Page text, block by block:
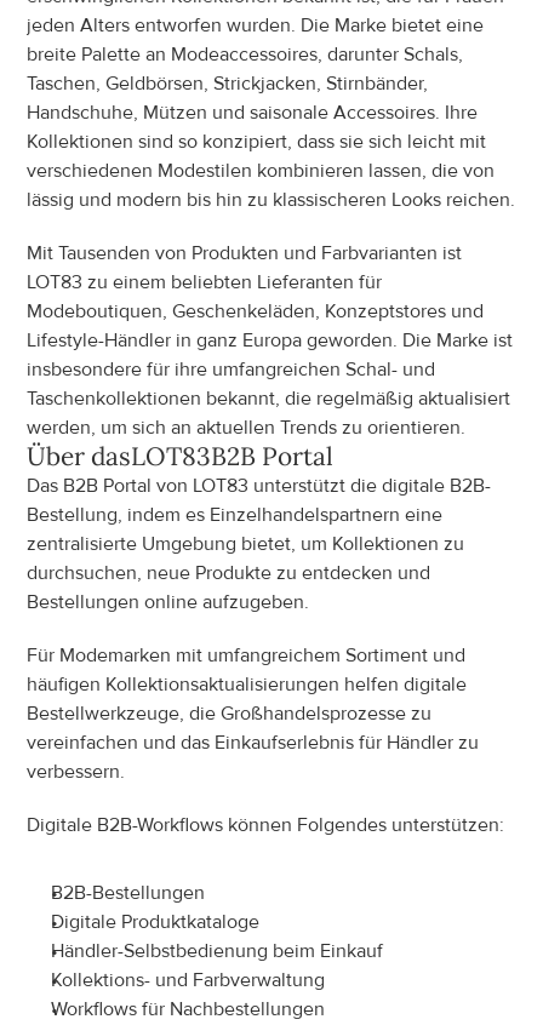
jeden Alters entworfen wurden. Die Marke bietet eine
breite Palette an Modeaccessoires, darunter Schals,
Taschen, Geldbörsen, Strickjacken, Stirnbänder,
Handschuhe, Mützen und saisonale Accessoires. Ihre
Kollektionen sind so konzipiert, dass sie sich leicht mit
verschiedenen Modestilen kombinieren lassen, die von
lässig und modern bis hin zu klassischeren Looks reichen.
Mit Tausenden von Produkten und Farbvarianten ist
LOT83 zu einem beliebten Lieferanten für
Modeboutiquen, Geschenkeläden, Konzeptstores und
Lifestyle-Händler in ganz Europa geworden. Die Marke ist
insbesondere für ihre umfangreichen Schal- und
Taschenkollektionen bekannt, die regelmäßig aktualisiert
werden, um sich an aktuellen Trends zu orientieren.
Über dasLOT83B2B Portal
Das B2B Portal von LOT83 unterstützt die digitale B2B-
Bestellung, indem es Einzelhandelspartnern eine
zentralisierte Umgebung bietet, um Kollektionen zu
durchsuchen, neue Produkte zu entdecken und
Bestellungen online aufzugeben.
Für Modemarken mit umfangreichem Sortiment und
häufigen Kollektionsaktualisierungen helfen digitale
Bestellwerkzeuge, die Großhandelsprozesse zu
vereinfachen und das Einkaufserlebnis für Händler zu
verbessern.
Digitale B2B-Workflows können Folgendes unterstützen:
B2B-Bestellungen
Digitale Produktkataloge
Händler-Selbstbedienung beim Einkauf
Kollektions- und Farbverwaltung
Workflows für Nachbestellungen